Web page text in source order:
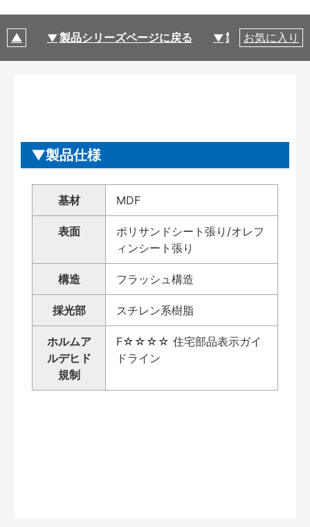
製品シリーズページに戻る 製品仕様
お気に入り
製品仕様
基材 MDF
表面
ポリサンドシート張り/オレフ
ィンシート張り
構造 フラッシュ構造
採光部 スチレン系樹脂
ホルムア
ルデヒド
規制
F☆☆☆☆ 住宅部品表示ガイ
ドライン